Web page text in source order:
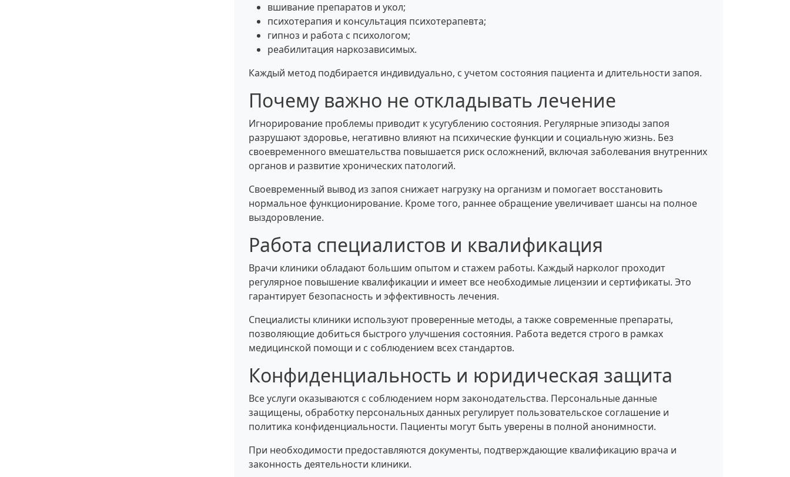
вшивание препаратов и укол;
психотерапия и консультация психотерапевта;
гипноз и работа с психологом;
реабилитация наркозависимых.
Каждый метод подбирается индивидуально, с учетом состояния пациента и длительности запоя.
Почему важно не откладывать лечение
Игнорирование проблемы приводит к усугублению состояния. Регулярные эпизоды запоя
разрушают здоровье, негативно влияют на психические функции и социальную жизнь. Без
своевременного вмешательства повышается риск осложнений, включая заболевания внутренних
органов и развитие хронических патологий.
Своевременный вывод из запоя снижает нагрузку на организм и помогает восстановить
нормальное функционирование. Кроме того, раннее обращение увеличивает шансы на полное
выздоровление.
Работа специалистов и квалификация
Врачи клиники обладают большим опытом и стажем работы. Каждый нарколог проходит
регулярное повышение квалификации и имеет все необходимые лицензии и сертификаты. Это
гарантирует безопасность и эффективность лечения.
Специалисты клиники используют проверенные методы, а также современные препараты,
позволяющие добиться быстрого улучшения состояния. Работа ведется строго в рамках
медицинской помощи и с соблюдением всех стандартов.
Конфиденциальность и юридическая защита
Все услуги оказываются с соблюдением норм законодательства. Персональные данные
защищены, обработку персональных данных регулирует пользовательское соглашение и
политика конфиденциальности. Пациенты могут быть уверены в полной анонимности.
При необходимости предоставляются документы, подтверждающие квалификацию врача и
законность деятельности клиники.